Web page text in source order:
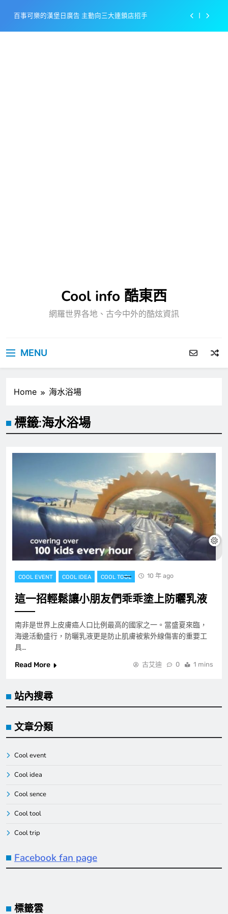
content
百事可樂的漢堡日廣告 主動向三大連鎖店招手
Cool info 酷東西
網羅世界各地、古今中外的酷炫資訊
MENU
Home 海水浴場
標籤:海水浴場
COOL EVENT COOL IDEA COOL TOOL 10 年 ago
這一招輕鬆讓小朋友們乖乖塗上防曬乳液
南非是世界上皮膚癌人口比例最高的國家之一。當盛夏來臨，
海邊活動盛行，防曬乳液更是防止肌膚被紫外線傷害的重要工
具…
Read More
古艾迪 0 1 mins
站內搜尋
文章分類
Cool event
Cool idea
Cool sence
Cool tool
Cool trip
Facebook fan page
標籤雲